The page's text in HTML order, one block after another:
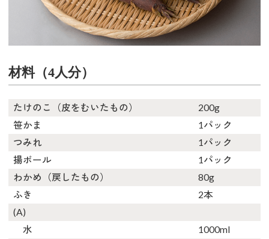
材料（4人分）
たけのこ（皮をむいたもの）
200g
笹かま
1パック
つみれ
1パック
揚ボール
1パック
わかめ（戻したもの）
80g
ふき
2本
(A)
水
1000ml